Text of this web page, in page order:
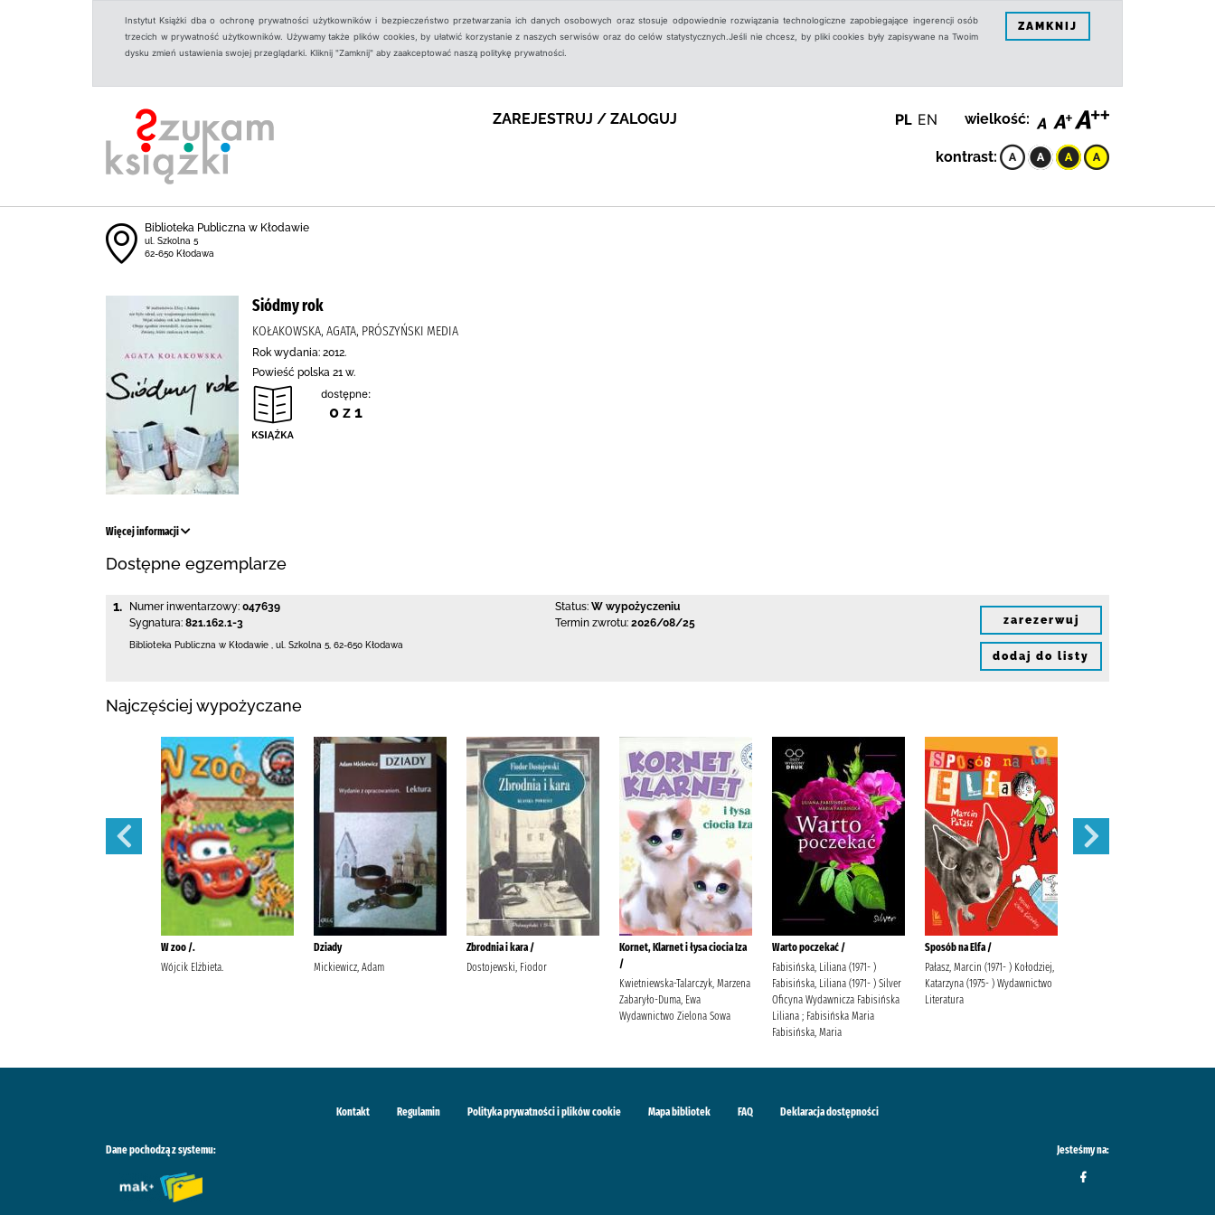
Instytut Książki dba o ochronę prywatności użytkowników i bezpieczeństwo przetwarzania ich danych osobowych oraz stosuje odpowiednie rozwiązania technologiczne zapobiegające ingerencji osób
trzecich w prywatność użytkowników. Używamy także plików cookies, by ułatwić korzystanie z naszych serwisów oraz do celów statystycznych.Jeśli nie chcesz, by pliki cookies były zapisywane na Twoim
dysku zmień ustawienia swojej przeglądarki. Kliknij "Zamknij" aby zaakceptować naszą politykę prywatności.
ZAMKNIJ
ZAREJESTRUJ / ZALOGUJ PL EN wielkość:
kontrast:
Biblioteka Publiczna w Kłodawie
ul. Szkolna 5
62-650 Kłodawa
Siódmy rok
KOŁAKOWSKA, AGATA, PRÓSZYŃSKI MEDIA
Rok wydania: 2012.
Powieść polska 21 w.
dostępne:
0 z 1
Więcej informacji
Dostępne egzemplarze
1. Numer inwentarzowy: 047639
Sygnatura: 821.162.1-3
Status: W wypożyczeniu
Termin zwrotu: 2026/08/25
Biblioteka Publiczna w Kłodawie ul. Szkolna 5 62-650 Kłodawa
zarezerwuj
dodaj do listy
Najczęściej wypożyczane
W zoo /.
Wójcik Elżbieta.
Dziady
Mickiewicz, Adam
Zbrodnia i kara /
Dostojewski, Fiodor
Kornet, Klarnet i łysa ciocia Iza
/
Kwietniewska-Talarczyk, Marzena
Zabaryło-Duma, Ewa
Wydawnictwo Zielona Sowa
Warto poczekać /
Fabisińska, Liliana (1971- )
Fabisińska, Liliana (1971- ) Silver
Oficyna Wydawnicza Fabisińska
Liliana ; Fabisińska Maria
Fabisińska, Maria
Sposób na Elfa /
Pałasz, Marcin (1971- ) Kołodziej,
Katarzyna (1975- ) Wydawnictwo
Literatura
Kontakt Regulamin Polityka prywatności i plików cookie Mapa bibliotek FAQ Deklaracja dostępności
Dane pochodzą z systemu: Jesteśmy na: